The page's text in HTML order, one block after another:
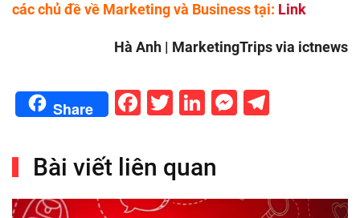
các chủ đề về Marketing và Business tại: Link
Hà Anh | MarketingTrips via ictnews
Share Facebook
Twitter
LinkedIn
Bài viết liên quan